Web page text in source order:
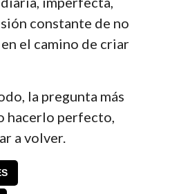
constante de no
el camino de criar
la pregunta más
hacerlo perfecto,
a volver.